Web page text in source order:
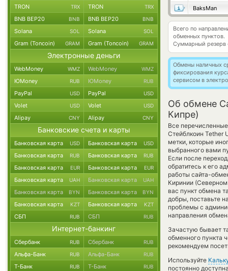
BaksMan
Всего по
обменных пунктов.
Суммарный резерв
Обмены наличных
фиксирования
сервисом в
Об обмене
Кипре)
Все
Стейблкоин Tether
метки, которые
выбранного вами
Если после
обратитесь к его
работы сайта-
Киринии
вас пункт обмена
добры, поставьте
проблемы с
направления
Зачастую бывает
обменного пункта
рекомендуем
Используйте
постоянно
TRON TRX TRON TRX
BNB BEP20 BNB BNB BEP20 BNB
Solana SOL Solana SOL
Gram (Toncoin) GRAM Gram (Toncoin) GRAM
Электронные деньги
WebMoney WMZ WebMoney WMZ
ЮMoney RUB ЮMoney RUB
PayPal USD PayPal USD
Volet USD Volet USD
Alipay CNY Alipay CNY
Банковские счета и карты
Банковская карта USD Банковская карта USD
Банковская карта RUB Банковская карта RUB
Банковская карта EUR Банковская карта EUR
Банковская карта UAH Банковская карта UAH
Банковская карта BYN Банковская карта BYN
Банковская карта KZT Банковская карта KZT
СБП RUB СБП RUB
Интернет-банкинг
Сбербанк RUB Сбербанк RUB
Альфа-Банк RUB Альфа-Банк RUB
Т-Банк RUB Т-Банк RUB